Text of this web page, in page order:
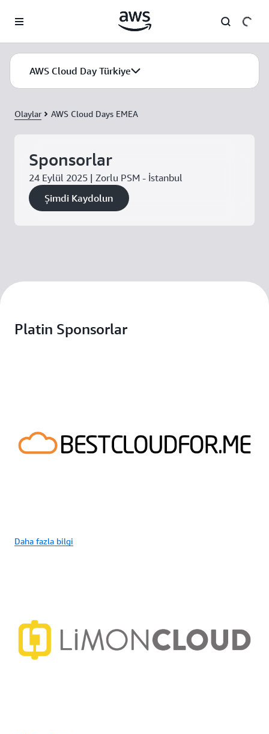
AWS Cloud Day Türkiye
Olaylar AWS Cloud Days EMEA
Sponsorlar
24 Eylül 2025 | Zorlu PSM - İstanbul
Şimdi Kaydolun
Platin Sponsorlar
Daha fazla bilgi